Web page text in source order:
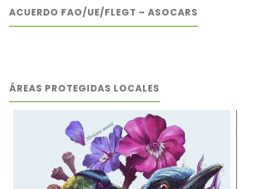
ACUERDO FAO/UE/FLEGT – ASOCARS
ÁREAS PROTEGIDAS LOCALES